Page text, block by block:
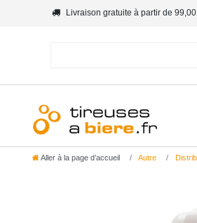
Livraison gratuite à partir de
Aller à la page d’accueil Autre